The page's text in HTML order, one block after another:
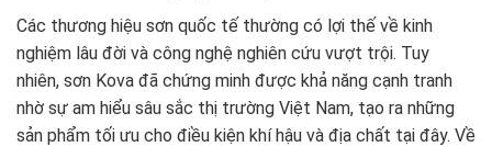
Các thương hiệu sơn quốc tế thường có lợi thế về kinh
nghiệm lâu đời và công nghệ nghiên cứu vượt trội. Tuy
nhiên, sơn Kova đã chứng minh được khả năng cạnh tranh
nhờ sự am hiểu sâu sắc thị trường Việt Nam, tạo ra những
sản phẩm tối ưu cho điều kiện khí hậu và địa chất tại đây. Về